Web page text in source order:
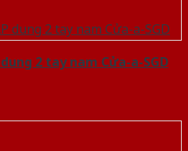
2 tay nam Cửa-a-SGD